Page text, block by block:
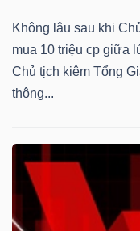
Không lâu sau khi
mua 10 triệu cp giữa
Chủ tịch kiêm Tổng
thông...